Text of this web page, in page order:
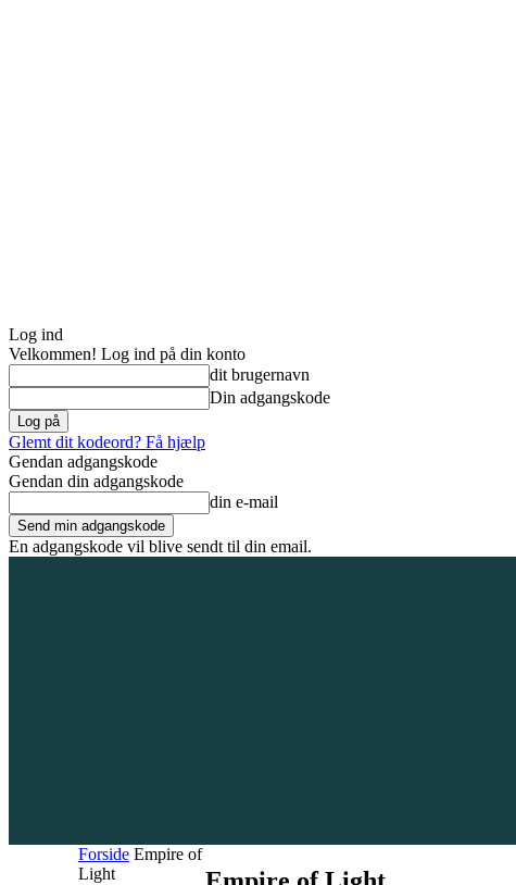
Log ind
Velkommen! Log ind på din konto
dit brugernavn
Din adgangskode
Glemt dit kodeord? Få hjælp
Gendan adgangskode
Gendan din adgangskode
din e-mail
En adgangskode vil blive sendt til din email.
Forside Empire of
Light